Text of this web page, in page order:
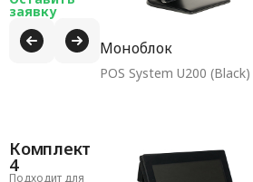
заявку
Моноблок
POS System U200 (Black)
Комплект
4
Подходит для